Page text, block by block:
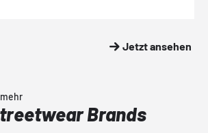
Jetzt ansehen
Brands